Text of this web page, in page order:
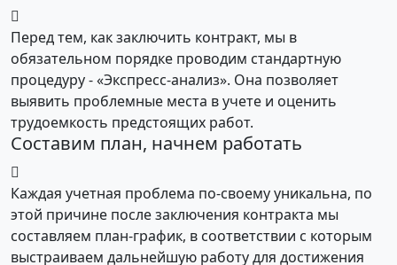
Перед тем, как заключить контракт, мы в
обязательном порядке проводим стандартную
процедуру - «Экспресс-анализ». Она позволяет
выявить проблемные места в учете и оценить
трудоемкость предстоящих работ.
Составим план, начнем работать
Каждая учетная проблема по-своему уникальна, по
этой причине после заключения контракта мы
составляем план-график, в соответствии с которым
выстраиваем дальнейшую работу для достижения